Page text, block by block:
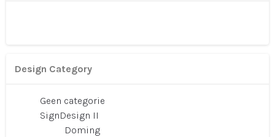
Design Category
Geen categorie
SignDesign II
Doming